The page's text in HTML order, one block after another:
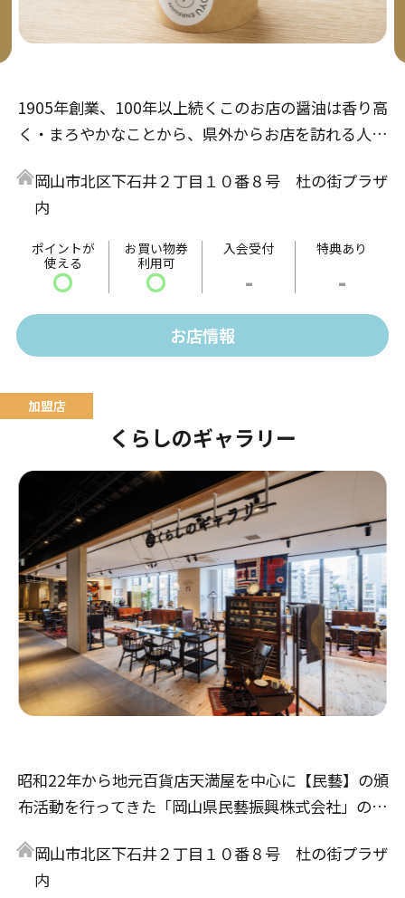
1905年創業、100年以上続くこのお店の醤油は香り高
く・まろやかなことから、県外からお店を訪れる人が
調味料もご用意！さらに鷹取醤油の風味を気軽に味わ
えるもう一つの名物「しょうゆソフトクリーム」もご
ざいます。是非、ご来場の上、ご賞味ください。
岡山市北区下石井２丁目１０番８号 杜の街プラザ
内
ポイントが
使える
〇
お買い物券
利用可
〇
入会受付
-
特典あり
-
お店情報
くらしのギャラリー
昭和22年から地元百貨店天満屋を中心に【民藝】の頒
布活動を行ってきた「岡山県民藝振興株式会社」の直
続けられた民藝品には、大量生産されモノにはないあ
たたかみや味わい、そして伝統や文化による奥深さが
岡山市北区下石井２丁目１０番８号 杜の街プラザ
内